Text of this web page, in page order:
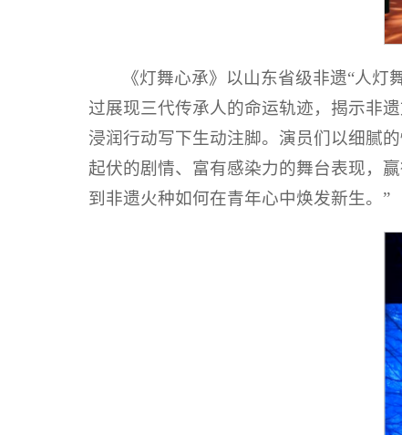
《灯舞心承》以山东省级非遗“人
过展现三代传承人的命运轨迹，揭示非
浸润行动写下生动注脚。演员们以细腻
起伏的剧情、富有感染力的舞台表现，
到非遗火种如何在青年心中焕发新生。”